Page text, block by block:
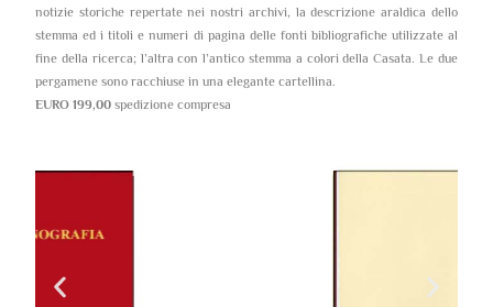
notizie storiche repertate nei nostri archivi, la descrizione araldica dello
stemma ed i titoli e numeri di pagina delle fonti bibliografiche utilizzate al
fine della ricerca; l’altra con l’antico stemma a colori della Casata. Le due
pergamene sono racchiuse in una elegante cartellina.
EURO 199,00 spedizione compresa